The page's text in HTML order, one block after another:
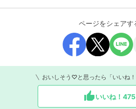
ページをシェアす
おいしそう♡と思ったら「いいね
いいね！ 475